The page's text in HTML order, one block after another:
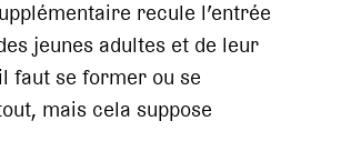
recule l’entrée
jeunes adultes et de leur
faut se former ou se
mais cela suppose